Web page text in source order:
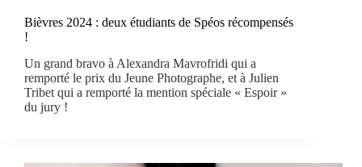
Bièvres 2024 : deux étudiants de Spéos récompensés
!
Un grand bravo à Alexandra Mavrofridi qui a
remporté le prix du Jeune Photographe, et à Julien
Tribet qui a remporté la mention spéciale « Espoir »
du jury !